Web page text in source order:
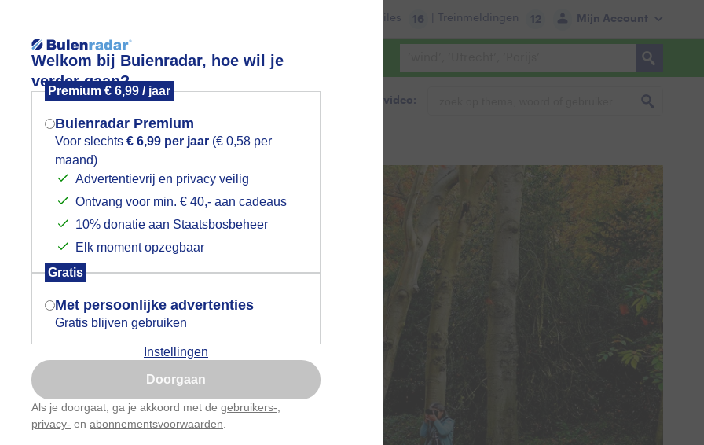
Welkom bij Buienradar, hoe wil je
verder gaan?
Premium € 6,99 / jaar
Buienradar Premium
Voor slechts € 6,99 per jaar (€ 0,58 per
maand)
Advertentievrij en privacy veilig
Ontvang voor min. € 40,- aan cadeaus
10% donatie aan Staatsbosbeheer
Elk moment opzegbaar
Gratis
Met persoonlijke advertenties
Gratis blijven gebruiken
Instellingen
Doorgaan
Als je doorgaat, ga je akkoord met de gebruikers-
privacy- en abonnementsvoorwaarden
Mijn Account
Files 16 | Treinmeldingen 12
Foto en video Weerzine
Zoeken in foto & video:
Mogen we je locatie gebruiken voor
het weer?
Indien je hier nog geen akkoord op hebt
gegeven, verschijnt er zo een pop-up uit
je browser waarin deze toestemming
gevraagd wordt.
Is goed, toon de popup
Nu niet, misschien later
Gebruik je Safari en wil je niet elke dag deze pop-up